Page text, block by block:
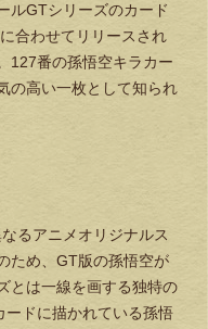
ルGTシリーズのカード
合わせてリリースされ
127番の孫悟空キラカー
の高い一枚として知られ
るアニメオリジナルス
ため、GT版の孫悟空が
とは一線を画する独特の
ドに描かれている孫悟